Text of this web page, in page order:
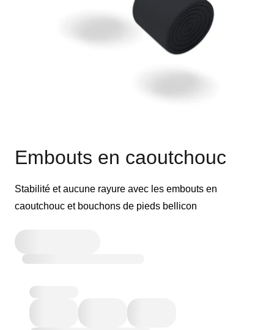
Embouts en caoutchouc
Stabilité et aucune rayure avec les embouts en
caoutchouc et bouchons de pieds bellicon